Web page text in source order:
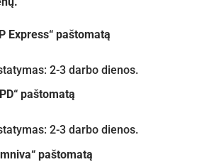
Express“ paštomatą
2-3 darbo dienos.
paštomatą
2-3 darbo dienos.
paštomatą